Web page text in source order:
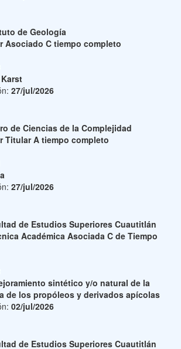
de Geología
Asociado C tiempo completo
27/jul/2026
de Ciencias de la Complejidad
Titular A tiempo completo
27/jul/2026
de Estudios Superiores Cuautitlán
Académica Asociada C de Tiempo
sintético y/o natural de la
de los propóleos y derivados apícolas
02/jul/2026
de Estudios Superiores Cuautitlán